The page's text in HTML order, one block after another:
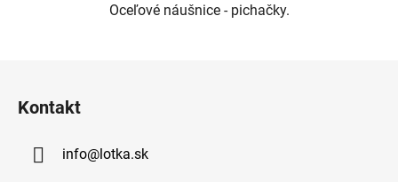
Oceľové náušnice - pichačky.
Kontakt
info@lotka.sk